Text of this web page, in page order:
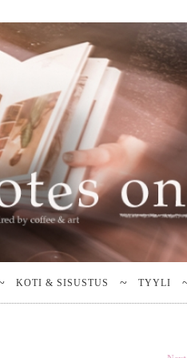
KOTI & SISUSTUS TYYLI